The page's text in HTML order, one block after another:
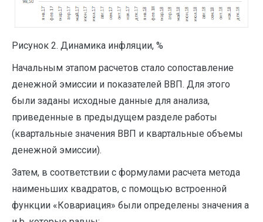
Рисунок 2. Динамика инфляции, %
Начальным этапом расчетов стало сопоставление
денежной эмиссии и показателей ВВП. Для этого
были заданы исходные данные для анализа,
приведенные в предыдущем разделе работы
(квартальные значения ВВП и квартальные объемы
денежной эмиссии).
Затем, в соответствии с формулами расчета метода
наименьших квадратов, с помощью встроенной
функции «Ковариация» были определены значения a